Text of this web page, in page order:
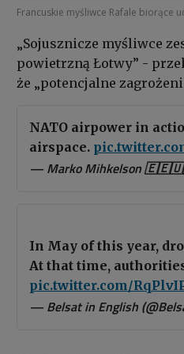
Francuskie myśliwce Rafale biorące
„Sojusznicze myśliwce
powietrzną Łotwy” -
że „potencjalne
NATO airpower in
airspace.
— Marko Mihkelson
In May of this year,
At that time,
pic.twitter.com/
— Belsat in English